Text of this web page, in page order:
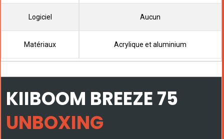
Logiciel Aucun
Matériaux Acrylique et aluminium
KIIBOOM BREEZE 75
UNBOXING